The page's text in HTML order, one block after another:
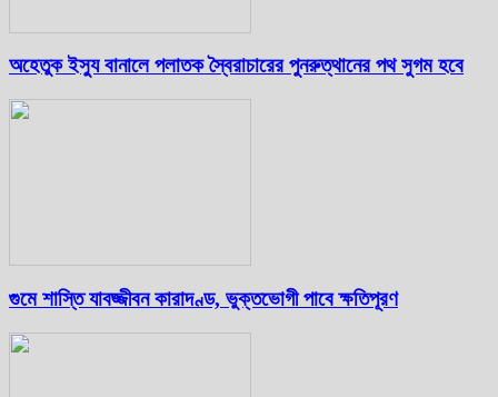
অহেতুক ইস্যু বানালে পলাতক স্বৈরাচারের পুনরুত্থানের পথ সুগম হবে
গুমে শাস্তি যাবজ্জীবন কারাদণ্ড, ভুক্তভোগী পাবে ক্ষতিপূরণ